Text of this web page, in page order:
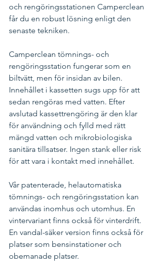
och rengöringsstationen Camperclean
får du en robust lösning enligt den
senaste tekniken.
Camperclean tömnings- och
rengöringsstation fungerar som en
biltvätt, men för insidan av bilen.
Innehållet i kassetten sugs upp för att
sedan rengöras med vatten. Efter
avslutad kassettrengöring är den klar
för användning och fylld med rätt
mängd vatten och mikrobiologiska
sanitära tillsatser. Ingen stank eller risk
för att vara i kontakt med innehållet.
Vår patenterade, helautomatiska
tömnings- och rengöringsstation kan
användas inomhus och utomhus. En
vintervariant finns också för vinterdrift.
En vandal-säker version finns också för
platser som bensinstationer och
obemanade platser.